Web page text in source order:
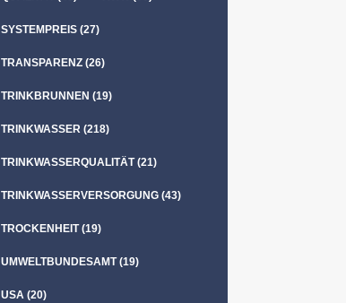
SYSTEMPREIS(27)
TRANSPARENZ(26)
TRINKBRUNNEN (19)
TRINKWASSER (218)
TRINKWASSERQUALITÄT(21)
TRINKWASSERVERSORGUNG(43)
TROCKENHEIT(19)
UMWELTBUNDESAMT(19)
USA (20)